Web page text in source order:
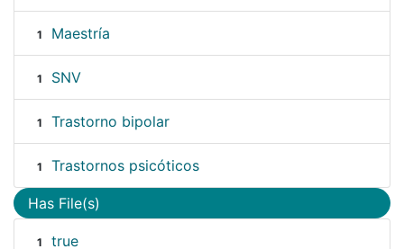
1 Maestría
1 SNV
1 Trastorno bipolar
1 Trastornos psicóticos
Has File(s)
1 true